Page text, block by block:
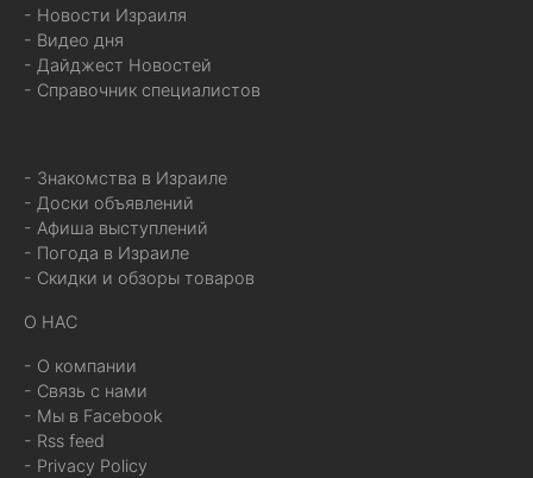
- Новости Израиля
- Видео дня
- Дайджест Новостей
- Справочник специалистов
- Знакомства в Израиле
- Доски объявлений
- Афиша выступлений
- Погода в Израиле
- Скидки и обзоры товаров
О НАС
- О компании
- Связь с нами
- Мы в Facebook
- Rss feed
- Privacy Policy